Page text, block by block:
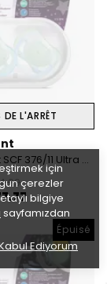
için
çerezler
bilgiye
sayfamızdan
Ediyorum
DE L'ARRÊT
Philips Avent SCF 376/11 Ultra Air Gece Emziği 0-6 ay Erkek
Épuisé